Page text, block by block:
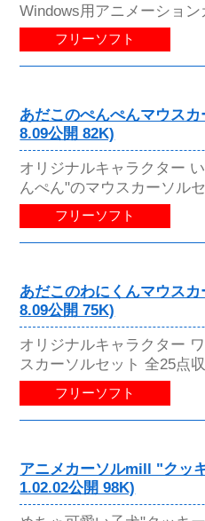
Windows用アニメーショ
フリーソフト
あだこのぺんぺんマウス
8.09公開 82K)
オリジナルキャラクター
んぺん"のマウスカーソル
フリーソフト
あだこのわにくんマウス
8.09公開 75K)
オリジナルキャラクター
スカーソルセット 全25点
フリーソフト
アニメカーソルmill "クッ
1.02.02公開 98K)